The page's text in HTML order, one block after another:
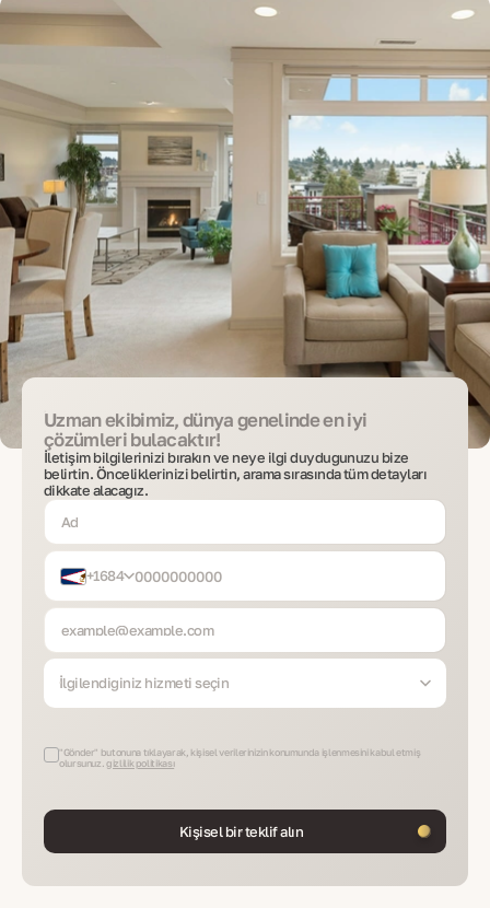
Uzman ekibimiz, dünya genelinde en iyi
çözümleri bulacaktır!
İletişim bilgilerinizi bırakın ve neye ilgi duyduğunuzu bize
belirtin. Önceliklerinizi belirtin, arama sırasında tüm detayları
dikkate alacağız.
+1684
İlgilendiğiniz hizmeti seçin
"Gönder" butonuna tıklayarak, kişisel verilerinizin konumunda işlenmesini kabul etmiş
olursunuz.gizlilik politikası
Kişisel bir teklif alın